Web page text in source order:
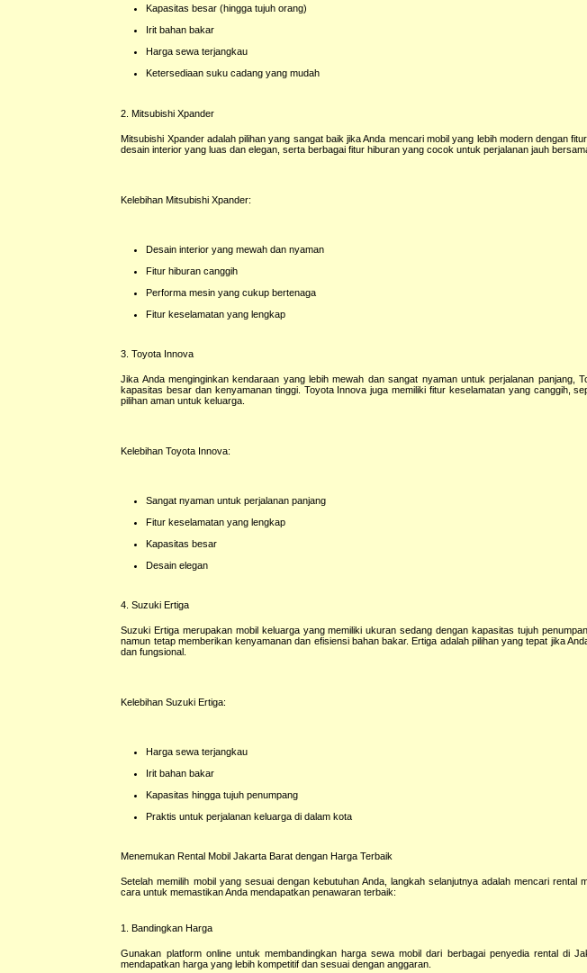
Kapasitas besar (hingga tujuh orang)
Irit bahan bakar
Harga sewa terjangkau
Ketersediaan suku cadang yang mudah
2. Mitsubishi Xpander
Mitsubishi Xpander adalah pilihan yang sangat baik jika Anda mencari mobil yang lebih modern dengan
desain interior yang luas dan elegan, serta berbagai fitur hiburan yang cocok untuk perjalanan jauh
Kelebihan Mitsubishi Xpander:
Desain interior yang mewah dan nyaman
Fitur hiburan canggih
Performa mesin yang cukup bertenaga
Fitur keselamatan yang lengkap
3. Toyota Innova
Jika Anda menginginkan kendaraan yang lebih mewah dan sangat nyaman untuk perjalanan panjang,
kapasitas besar dan kenyamanan tinggi. Toyota Innova juga memiliki fitur keselamatan yang canggih,
pilihan aman untuk keluarga.
Kelebihan Toyota Innova:
Sangat nyaman untuk perjalanan panjang
Fitur keselamatan yang lengkap
Kapasitas besar
Desain elegan
4. Suzuki Ertiga
Suzuki Ertiga merupakan mobil keluarga yang memiliki ukuran sedang dengan kapasitas tujuh
namun tetap memberikan kenyamanan dan efisiensi bahan bakar. Ertiga adalah pilihan yang tepat jika
dan fungsional.
Kelebihan Suzuki Ertiga:
Harga sewa terjangkau
Irit bahan bakar
Kapasitas hingga tujuh penumpang
Praktis untuk perjalanan keluarga di dalam kota
Menemukan Rental Mobil Jakarta Barat dengan Harga Terbaik
Setelah memilih mobil yang sesuai dengan kebutuhan Anda, langkah selanjutnya adalah mencari
cara untuk memastikan Anda mendapatkan penawaran terbaik:
1. Bandingkan Harga
Gunakan platform online untuk membandingkan harga sewa mobil dari berbagai penyedia rental di
mendapatkan harga yang lebih kompetitif dan sesuai dengan anggaran.